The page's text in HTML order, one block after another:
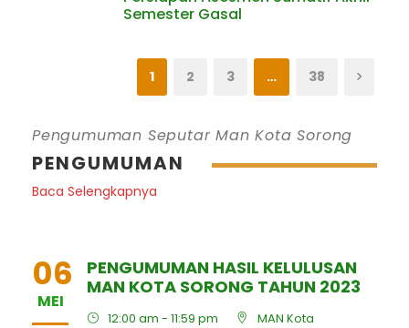
Semester Gasal
1 2 3 … 38
Pengumuman Seputar Man Kota Sorong
PENGUMUMAN
Baca Selengkapnya
06
MEI
PENGUMUMAN HASIL KELULUSAN
MAN KOTA SORONG TAHUN 2023
12:00 am - 11:59 pm
MAN Kota